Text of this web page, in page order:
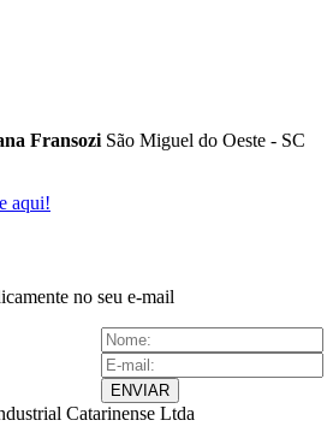
Fransozi São Miguel do Oeste - SC
aqui!
no seu e-mail
ENVIAR